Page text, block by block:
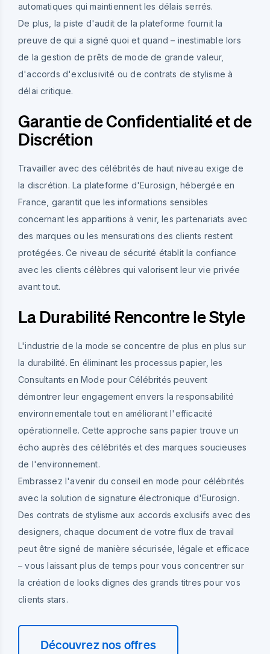
automatiques qui maintiennent les délais serrés.
De plus, la piste d'audit de la plateforme fournit la
preuve de qui a signé quoi et quand – inestimable lors
de la gestion de prêts de mode de grande valeur,
d'accords d'exclusivité ou de contrats de stylisme à
délai critique.
Garantie de Confidentialité et de
Discrétion
Travailler avec des célébrités de haut niveau exige de
la discrétion. La plateforme d'Eurosign, hébergée en
France, garantit que les informations sensibles
concernant les apparitions à venir, les partenariats avec
des marques ou les mensurations des clients restent
protégées. Ce niveau de sécurité établit la confiance
avec les clients célèbres qui valorisent leur vie privée
avant tout.
La Durabilité Rencontre le Style
L'industrie de la mode se concentre de plus en plus sur
la durabilité. En éliminant les processus papier, les
Consultants en Mode pour Célébrités peuvent
démontrer leur engagement envers la responsabilité
environnementale tout en améliorant l'efficacité
opérationnelle. Cette approche sans papier trouve un
écho auprès des célébrités et des marques soucieuses
de l'environnement.
Embrassez l'avenir du conseil en mode pour célébrités
avec la solution de signature électronique d'Eurosign.
Des contrats de stylisme aux accords exclusifs avec des
designers, chaque document de votre flux de travail
peut être signé de manière sécurisée, légale et efficace
– vous laissant plus de temps pour vous concentrer sur
la création de looks dignes des grands titres pour vos
clients stars.
Découvrez nos offres